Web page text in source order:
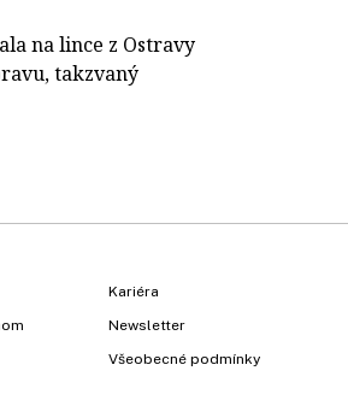
na lince z Ostravy
takzvaný
Kariéra
Newsletter
Všeobecné podmínky